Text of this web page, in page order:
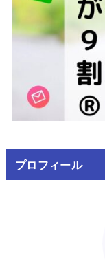
プロフィール